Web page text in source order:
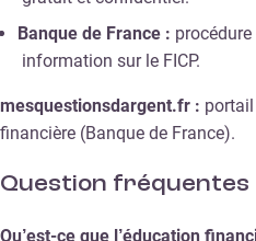
Banque de France :
information sur le FICP.
mesquestionsdargent.fr :
financière (Banque de France).
Question fréquentes
Qu’est-ce que l’éducation